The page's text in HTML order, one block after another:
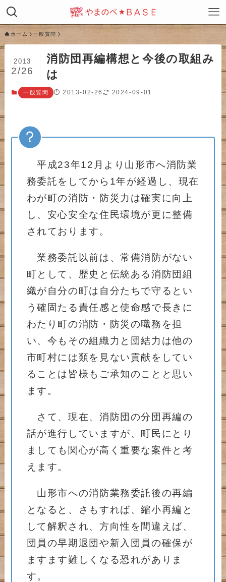
ホーム 一般質問
消防団再編構想と今後の取組み
は
2013
2/26
一般質問 2013-02-26 2024-09-01
平成23年12月より山形市へ消防業
務委託をしてから1年が経過し、現在
わが町の消防・防災力は確実に向上
し、安心安全な住民環境が更に整備
されております。
業務委託以前は、常備消防がない
町として、歴史と伝統ある消防団組
織が自分の町は自分たちで守るとい
う確固たる責任感と使命感で長きに
わたり町の消防・防災の職務を担
い、今もその組織力と団結力は他の
市町村には類を見ない貢献をしてい
ることは皆様もご承知のことと思い
ます。
さて、現在、消防団の分団再編の
話が進行していますが、町民にとり
ましても関心が高く重要な案件と考
えます。
山形市への消防業務委託後の再編
となると、さもすれば、縮小再編と
して解釈され、方向性を間違えば、
団員の早期退団や新入団員の確保が
ますます難しくなる恐れがありま
す。